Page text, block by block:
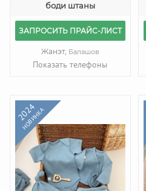
боди штаны
ЗАПРОСИТЬ ПРАЙС-ЛИСТ
Жанэт, Балашов
Показать телефоны
2024
НОВИНКА